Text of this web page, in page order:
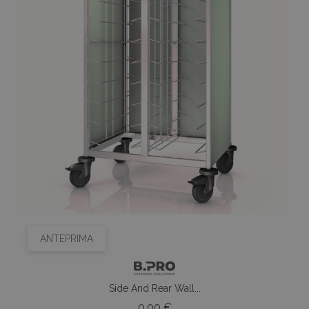
ANTEPRIMA
Side And Rear Wall...